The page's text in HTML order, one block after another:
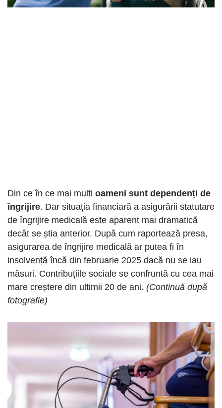
Din ce în ce mai mulți oameni sunt dependenți de
îngrijire. Dar situația financiară a asigurării statutare
de îngrijire medicală este aparent mai dramatică
decât se știa anterior. După cum raportează presa,
asigurarea de îngrijire medicală ar putea fi în
insolvență încă din februarie 2025 dacă nu se iau
măsuri. Contribuțiile sociale se confruntă cu cea mai
mare creștere din ultimii 20 de ani. (Continuă după
fotografie)